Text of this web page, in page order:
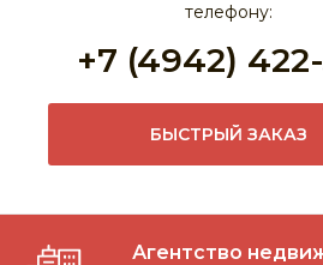
ЛЕСТНИЧНЫЕ СТУПЕНИ
ЛЕСТНИЧНЫЕ МАРШИ
телефону:
+7 (4942)
БЫСТРЫЙ ЗАКАЗ
Агентство